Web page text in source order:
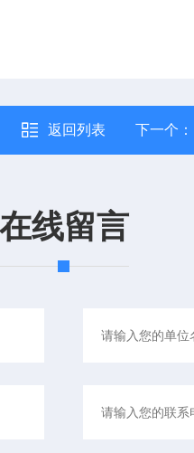
返回列表 下一个：
在线留言